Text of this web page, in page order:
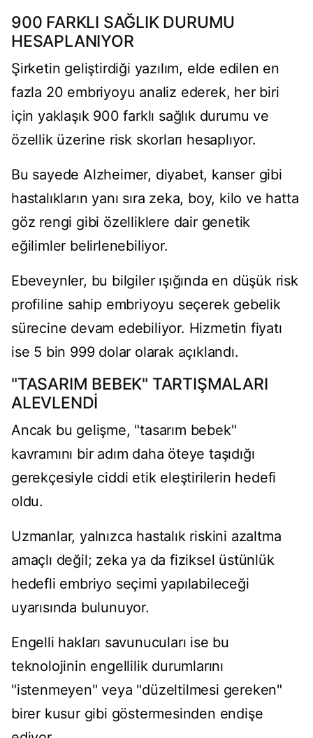
900 FARKLI SAĞLIK DURUMU
HESAPLANIYOR
Şirketin geliştirdiği yazılım, elde edilen en
fazla 20 embriyoyu analiz ederek, her biri
için yaklaşık 900 farklı sağlık durumu ve
özellik üzerine risk skorları hesaplıyor.
Bu sayede Alzheimer, diyabet, kanser gibi
hastalıkların yanı sıra zeka, boy, kilo ve hatta
göz rengi gibi özelliklere dair genetik
eğilimler belirlenebiliyor.
Ebeveynler, bu bilgiler ışığında en düşük risk
profiline sahip embriyoyu seçerek gebelik
sürecine devam edebiliyor. Hizmetin fiyatı
ise 5 bin 999 dolar olarak açıklandı.
"TASARIM BEBEK" TARTIŞMALARI
ALEVLENDİ
Ancak bu gelişme, "tasarım bebek"
kavramını bir adım daha öteye taşıdığı
gerekçesiyle ciddi etik eleştirilerin hedefi
oldu.
Uzmanlar, yalnızca hastalık riskini azaltma
amaçlı değil; zeka ya da fiziksel üstünlük
hedefli embriyo seçimi yapılabileceği
uyarısında bulunuyor.
Engelli hakları savunucuları ise bu
teknolojinin engellilik durumlarını
"istenmeyen" veya "düzeltilmesi gereken"
birer kusur gibi göstermesinden endişe